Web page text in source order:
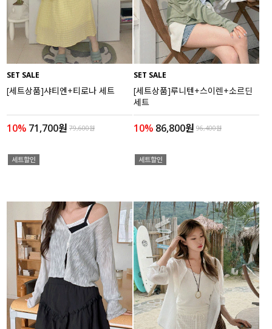
액티브
아우터
스커트
언더웨어/파자마
코디템
FIT ZOOM
SET SALE
[세트상품]샤티엔+티로나 세트
10% 71,700원 79,600원
SET SALE
[세트상품]루니텐+스이렌+소르딘
세트
10% 86,800원 96,400원